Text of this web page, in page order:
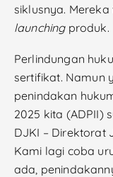
siklusnya.
launchingproduk.
Perlindungan
sertifikat. Namun
penindakan
2025 kita (ADPII)
DJKI – Direktorat
Kami lagi coba
ada,